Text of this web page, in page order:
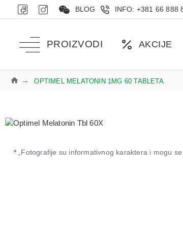
BLOG INFO: +381 66 888
PROIZVODI AKCIJE
OPTIMEL MELATONIN 1MG 60 TABLETA
*„Fotografije su informativnog karaktera i mogu